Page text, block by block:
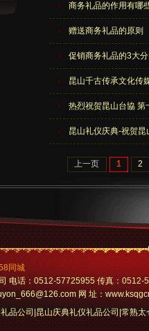
商务礼品的作用有哪
赠送商务礼品的原则
促销商务礼品的3大
昆山千古传承文化传
热烈祝贺昆山台協
昆山礼仪庆典-祝贺
上一页 1 2
同城
电话：0512-57725955 传真：
网 址：
品公司|昆山庆典礼仪礼品公司|常熟